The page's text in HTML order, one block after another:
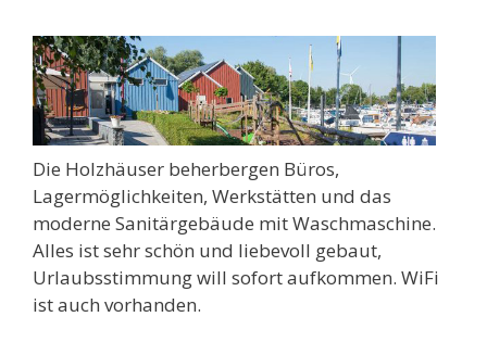
Die Holzhäuser beherbergen Büros,
Lagermöglichkeiten, Werkstätten und das
moderne Sanitärgebäude mit Waschmaschine.
Alles ist sehr schön und liebevoll gebaut,
Urlaubsstimmung will sofort aufkommen. WiFi
ist auch vorhanden.